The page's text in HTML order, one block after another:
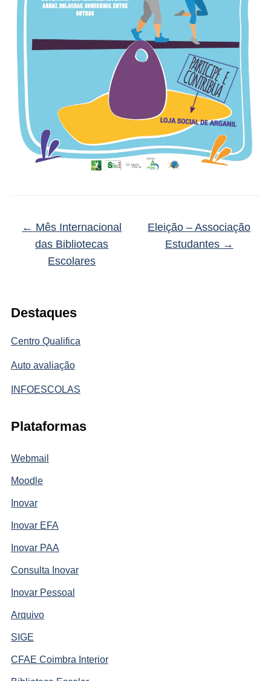
Destaques
Centro Qualifica
Auto avaliação
INFOESCOLAS
Plataformas
Webmail
Moodle
Inovar
Inovar EFA
Inovar PAA
Consulta Inovar
Inovar Pessoal
Arquivo
SIGE
CFAE Coimbra Interior
← Mês Internacional
das Bibliotecas
Escolares
Eleição – Associação
Estudantes →